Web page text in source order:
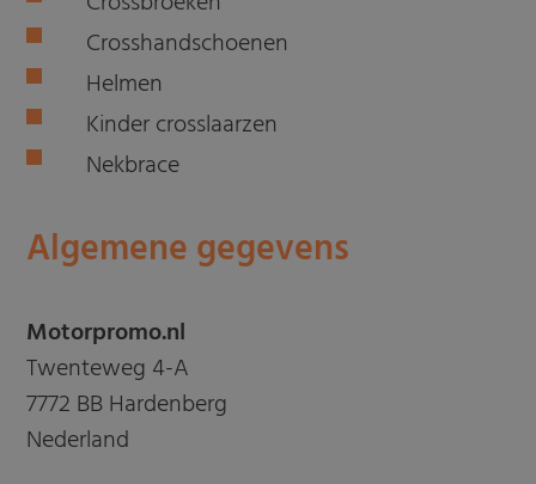
Crosshandschoenen
Helmen
Kinder crosslaarzen
Nekbrace
Algemene gegevens
Motorpromo.nl
Twenteweg 4-A
7772 BB Hardenberg
Nederland